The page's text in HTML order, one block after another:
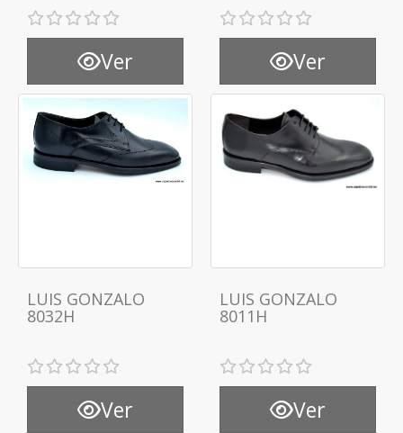
Ver Ver
LUIS GONZALO
8032H
Ver
LUIS GONZALO
8011H
Ver